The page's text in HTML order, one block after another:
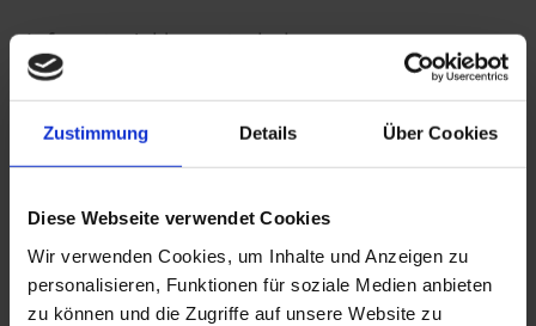
Zustimmung Details Über Cookies
Diese Webseite verwendet Cookies
Wir verwenden Cookies, um Inhalte und Anzeigen zu
personalisieren, Funktionen für soziale Medien anbieten
zu können und die Zugriffe auf unsere Website zu
Infomaterial herunterladen
Produktkatalog 2026 DE
PDF, 5.48 MB
Bedienungsanleitung BOLTA-Heißklebepistole DE
PDF, 84 KB
SHI-Produktpass Q-Serie
PDF, 4,6 MB